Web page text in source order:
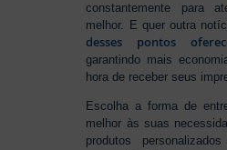
constantemente para
melhor. E quer outra
desses pontos
garantindo mais
hora de receber seus
Escolha a forma de
melhor às suas
produtos